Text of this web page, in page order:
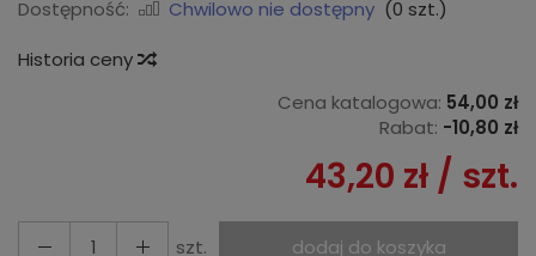
Dostępność:
Chwilowo nie dostępny (0 szt.)
Historia ceny
Cena katalogowa: 54,00 zł
Rabat: -10,80 zł
43,20 zł / szt.
szt.
dodaj do koszyka